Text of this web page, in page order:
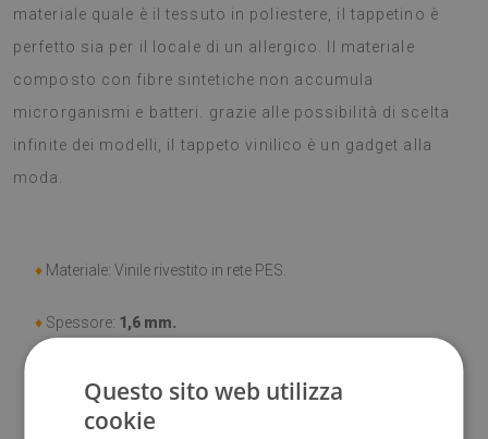
materiale quale è il tessuto in poliestere, il tappetino è
perfetto sia per il locale di un allergico. Il materiale
composto con fibre sintetiche non accumula
microrganismi e batteri. grazie alle possibilità di scelta
infinite dei modelli, il tappeto vinilico è un gadget alla
moda.
♦ Materiale: Vinile rivestito in rete PES.
♦ Spessore: 1,6 mm.
Tappetinon hanno le proprietà antiscivolo;
Questo sito web utilizza
cookie